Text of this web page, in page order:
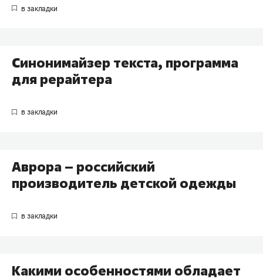
Синонимайзер текста, программа
для рерайтера
Аврора – российский
производитель детской одежды
Какими особенностями обладает